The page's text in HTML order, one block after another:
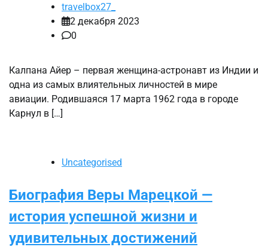
travelbox27_
2 декабря 2023
0
Калпана Айер – первая женщина-астронавт из Индии и
одна из самых влиятельных личностей в мире
авиации. Родившаяся 17 марта 1962 года в городе
Карнул в […]
Uncategorised
Биография Веры Марецкой —
история успешной жизни и
удивительных достижений